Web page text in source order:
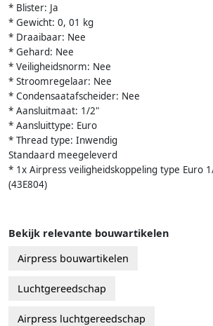
* Blister: Ja
* Gewicht: 0, 01 kg
* Draaibaar: Nee
* Gehard: Nee
* Veiligheidsnorm: Nee
* Stroomregelaar: Nee
* Condensaatafscheider: Nee
* Aansluitmaat: 1/2"
* Aansluittype: Euro
* Thread type: Inwendig
Standaard meegeleverd
* 1x Airpress veiligheidskoppeling type Euro
(43E804)
Bekijk relevante bouwartikelen
Airpress bouwartikelen
Luchtgereedschap
Airpress luchtgereedschap